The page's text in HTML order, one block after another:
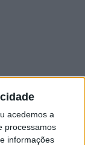
acedemos a
processamos
informações